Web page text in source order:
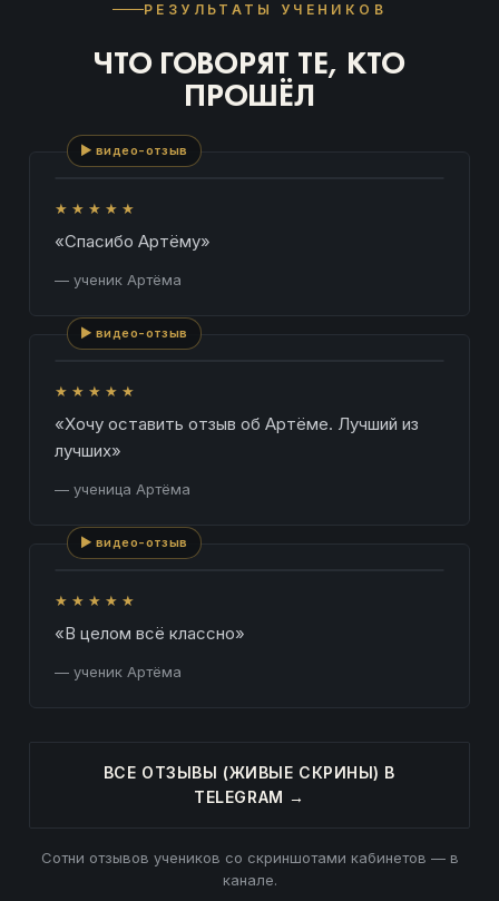
РЕЗУЛЬТАТЫ УЧЕНИКОВ
ЧТО ГОВОРЯТ ТЕ, КТО
ПРОШЁЛ
▶ видео-отзыв
★★★★★
«Спасибо Артёму»
— ученик Артёма
▶ видео-отзыв
★★★★★
«Хочу оставить отзыв об Артёме. Лучший из
лучших»
— ученица Артёма
▶ видео-отзыв
★★★★★
«В целом всё классно»
— ученик Артёма
ВСЕ ОТЗЫВЫ (ЖИВЫЕ СКРИНЫ) В
TELEGRAM →
Сотни отзывов учеников со скриншотами кабинетов — в
канале.